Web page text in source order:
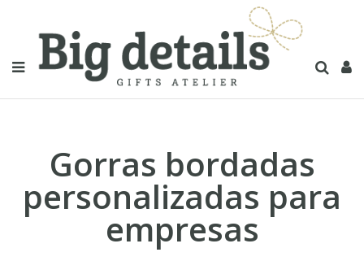
Gorras bordadas
personalizadas para
empresas